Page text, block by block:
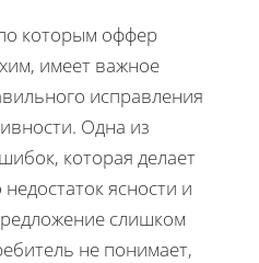
которым оффер
имеет важное
исправления
Одна из
которая делает
ясности и
слишком
не понимает,